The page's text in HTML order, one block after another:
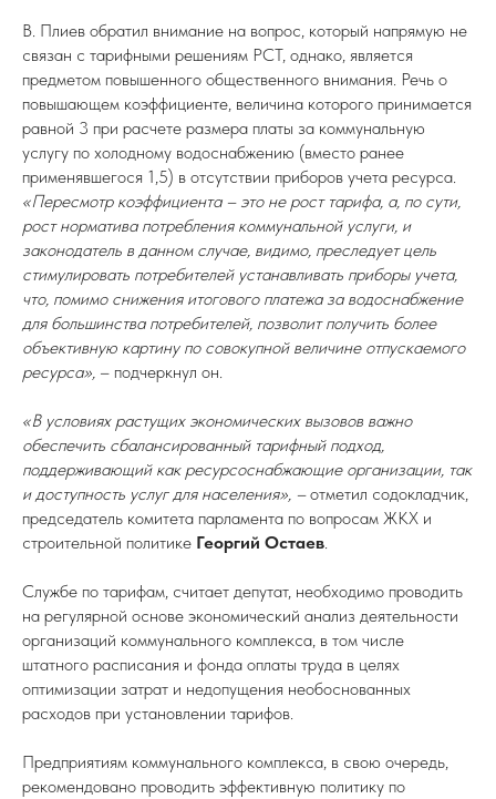
В. Плиев обратил внимание на вопрос, который напрямую не
связан с тарифными решениям РСТ, однако, является
предметом повышенного общественного внимания. Речь о
повышающем коэффициенте, величина которого принимается
равной 3 при расчете размера платы за коммунальную
услугу по холодному водоснабжению (вместо ранее
применявшегося 1,5) в отсутствии приборов учета ресурса.
«Пересмотр коэффициента – это не рост тарифа, а, по сути,
рост норматива потребления коммунальной услуги, и
законодатель в данном случае, видимо, преследует цель
стимулировать потребителей устанавливать приборы учета,
что, помимо снижения итогового платежа за водоснабжение
для большинства потребителей, позволит получить более
объективную картину по совокупной величине отпускаемого
ресурса», – подчеркнул он.
«В условиях растущих экономических вызовов важно
обеспечить сбалансированный тарифный подход,
поддерживающий как ресурсоснабжающие организации, так
и доступность услуг для населения», –отметил содокладчик,
председатель комитета парламента по вопросам ЖКХ и
строительной политике Георгий Остаев.
Службе по тарифам, считает депутат, необходимо проводить
на регулярной основе экономический анализ деятельности
организаций коммунального комплекса, в том числе
штатного расписания и фонда оплаты труда в целях
оптимизации затрат и недопущения необоснованных
расходов при установлении тарифов.
Предприятиям коммунального комплекса, в свою очередь,
рекомендовано проводить эффективную политику по